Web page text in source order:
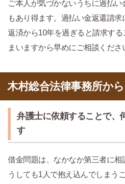
ご本人が気づかないうちに過払い
もあり得ます。過払い金返還請
返済から10年を過ぎると請求す
まいますから早めにご相談くださ
木村総合法律事務所か
弁護士に依頼することで、
す
借金問題は、なかなか第三者に
うしても1人で抱え込んでしまう